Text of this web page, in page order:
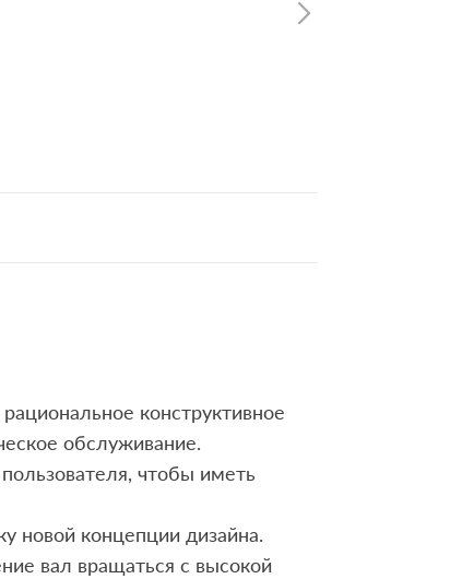
конструктивное
обслуживание.
чтобы иметь
новой концепции дизайна.
вал вращаться с высокой